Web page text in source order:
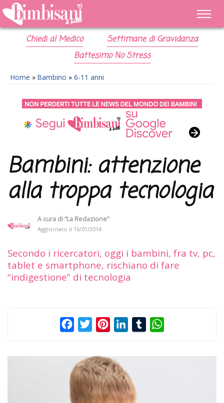
Chiedi al Medico
Settimane di Gravidanza
Battesimo No Stress
Home » Bambino » 6-11 anni
Bambini: attenzione
alla troppa tecnologia
A cura di“La Redazione”
Aggiornato il 16/01/2014
Secondo i ricercatori, oggi i bambini, fra tv, pc,
tablet e smartphone, rischiano di fare
“indigestione” di tecnologia
FacebookTwitterPinterestLinkedInTumblr